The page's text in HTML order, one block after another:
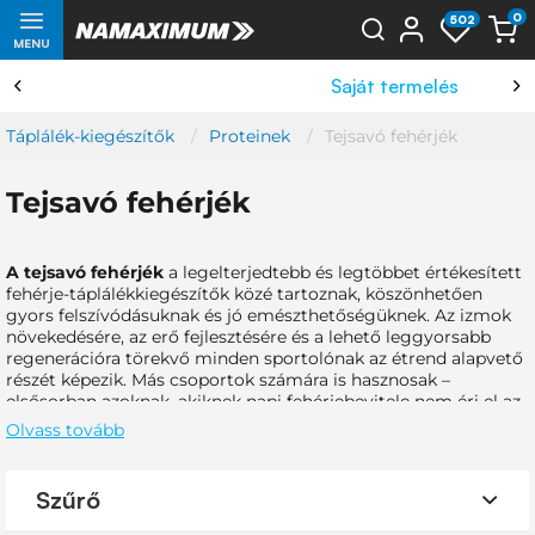
MENU
502 0
Táplálék-kiegészítők Proteinek Tejsavó fehérjék
Tejsavó fehérjék
A tejsavó fehérjék a legelterjedtebb és legtöbbet értékesített
fehérje-táplálékkiegészítők közé tartoznak, köszönhetően
gyors felszívódásuknak és jó emészthetőségüknek. Az izmok
növekedésére, az erő fejlesztésére és a lehető leggyorsabb
regenerációra törekvő minden sportolónak az étrend alapvető
részét képezik. Más csoportok számára is hasznosak –
elsősorban azoknak, akiknek napi fehérjebevitele nem éri el az
ajánlott mennyiségeket.
kiváló minőségű fehérjék koncentrált forrása
Olvass tovább
Szűrő